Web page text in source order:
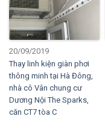
20/09/2019
Thay linh kiện giàn phơi
thông minh tại Hà Đông,
nhà cô Vân chung cư
Dương Nội The Sparks,
căn CT7 tòa C